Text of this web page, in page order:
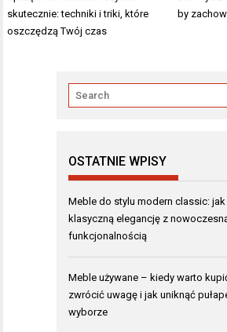
wpisu
skutecznie: techniki i triki, które
oszczędzą Twój czas
by
OSTATNIE WPISY
Meble do stylu modern classic: jak
klasyczną elegancję z
funkcjonalnością
Meble używane – kiedy warto
zwrócić uwagę i jak uniknąć
wyborze